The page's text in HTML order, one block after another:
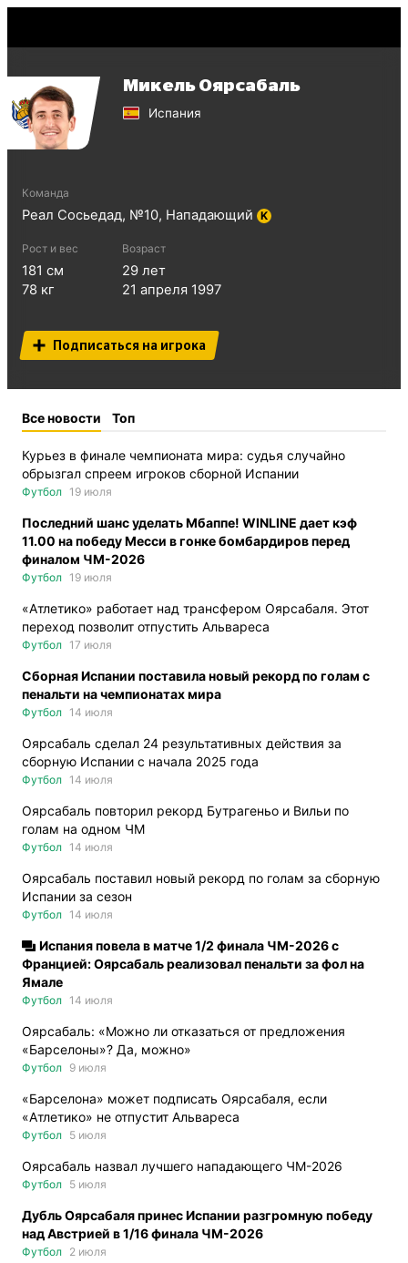
Микель Оярсабаль
Испания
Команда
Реал Сосьедад, №10, Нападающий K
Рост и вес
181 см
78 кг
Возраст
29 лет
21 апреля 1997
Подписаться на игрока
Все новости Топ
Курьез в финале чемпионата мира: судья случайно
обрызгал спреем игроков сборной Испании
Футбол 19 июля
Последний шанс уделать Мбаппе! WINLINE дает кэф
11.00 на победу Месси в гонке бомбардиров перед
финалом ЧМ-2026
Футбол 19 июля
«Атлетико» работает над трансфером Оярсабаля. Этот
переход позволит отпустить Альвареса
Футбол 17 июля
Сборная Испании поставила новый рекорд по голам с
пенальти на чемпионатах мира
Футбол 14 июля
Оярсабаль сделал 24 результативных действия за
сборную Испании с начала 2025 года
Футбол 14 июля
Оярсабаль повторил рекорд Бутрагеньо и Вильи по
голам на одном ЧМ
Футбол 14 июля
Оярсабаль поставил новый рекорд по голам за сборную
Испании за сезон
Футбол 14 июля
Испания повела в матче 1/2 финала ЧМ-2026 с
Францией: Оярсабаль реализовал пенальти за фол на
Ямале
Футбол 14 июля
Оярсабаль: «Можно ли отказаться от предложения
«Барселоны»? Да, можно»
Футбол 9 июля
«Барселона» может подписать Оярсабаля, если
«Атлетико» не отпустит Альвареса
Футбол 5 июля
Оярсабаль назвал лучшего нападающего ЧМ-2026
Футбол 5 июля
Дубль Оярсабаля принес Испании разгромную победу
над Австрией в 1/16 финала ЧМ-2026
Футбол 2 июля